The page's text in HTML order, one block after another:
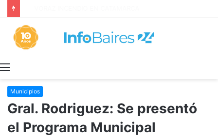
Municipios
Gral. Rodriguez: Se presentó
el Programa Municipal